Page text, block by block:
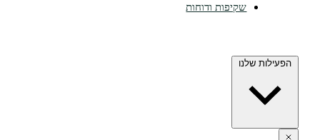
שקיפות ודוחות
שלנו